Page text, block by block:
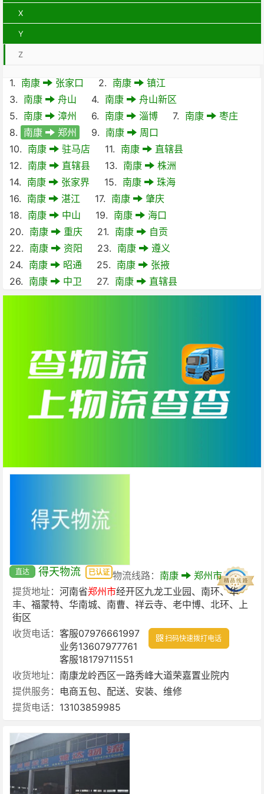
X
Y
Z
1. 南康 张家口 2. 南康
镇江
3. 南康 舟山 4. 南康
舟山新区
5. 南康 漳州 6. 南康 淄博 7. 南康
枣庄
8. 南康 郑州 9. 南康
周口
10. 南康 驻马店 11. 南康
直辖县
12. 南康 直辖县 13. 南康
株洲
14. 南康 张家界 15. 南康
珠海
16. 南康 湛江 17. 南康
肇庆
18. 南康 中山 19. 南康
海口
20. 南康 重庆 21. 南康
自贡
22. 南康 资阳 23. 南康
遵义
24. 南康 昭通 25. 南康
张掖
26. 南康 中卫 27. 南康 直辖县
直达 得天物流 已认证 物流线路： 南康
郑州市
提货地址： 河南省郑州市经开区九龙工业园、南环、华
丰、福蒙特、华南城、南曹、祥云寺、老中博、北环、上
街区
收货电话： 客服07976661997
业务13607977761
客服18179711551
扫码快速拨打电话
收货地址： 南康龙岭西区一路秀峰大道荣嘉置业院内
提供服务： 电商五包、配送、安装、维修
提货电话： 13103859985